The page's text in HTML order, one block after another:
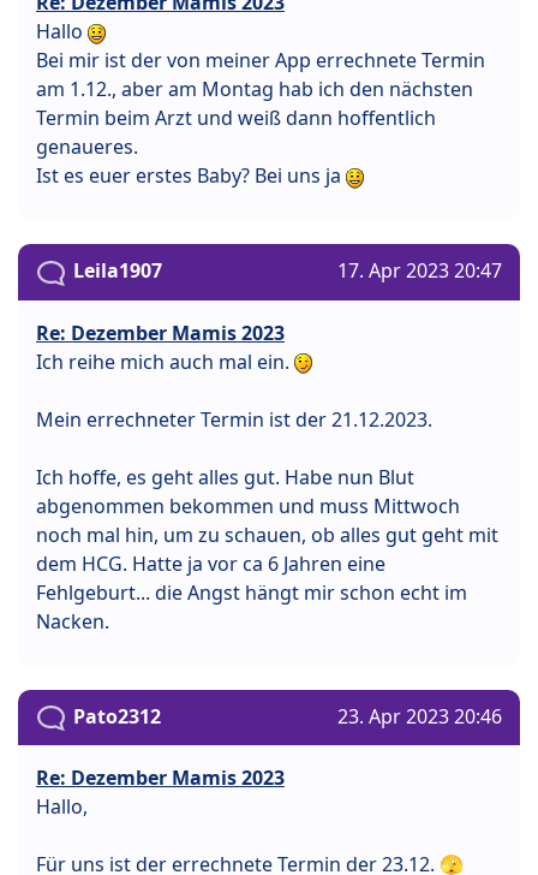
Hallo
Bei mir ist der von meiner App errechnete Termin
am 1.12., aber am Montag hab ich den nächsten
Termin beim Arzt und weiß dann hoffentlich
genaueres.
Ist es euer erstes Baby? Bei uns ja
Leila1907 17. Apr 2023 20:47
Re: Dezember Mamis 2023
Ich reihe mich auch mal ein.
Mein errechneter Termin ist der 21.12.2023.
Ich hoffe, es geht alles gut. Habe nun Blut
abgenommen bekommen und muss Mittwoch
noch mal hin, um zu schauen, ob alles gut geht mit
dem HCG. Hatte ja vor ca 6 Jahren eine
Fehlgeburt... die Angst hängt mir schon echt im
Nacken.
Pato2312 23. Apr 2023 20:46
Re: Dezember Mamis 2023
Hallo,
Für uns ist der errechnete Termin der 23.12. 🫣